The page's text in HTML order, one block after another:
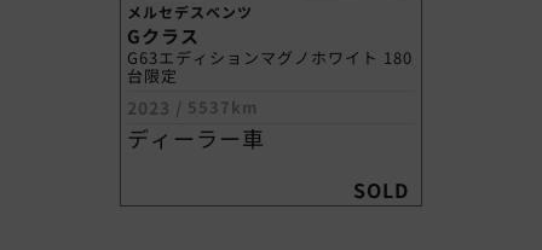
メルセデスベンツ
Gクラス
G63エディションマグノホワイト 180
台限定
2023 / 5537km
ディーラー車
SOLD